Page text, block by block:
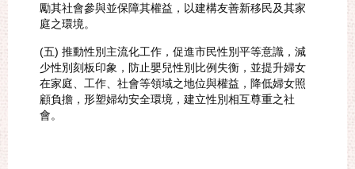
勵其社會參與並保障其權益，以建構友善新移民及其家
庭之環境。
(五) 推動性別主流化工作，促進市民性別平等意識，減
少性別刻板印象，防止嬰兒性別比例失衡，並提升婦女
在家庭、工作、社會等領域之地位與權益，降低婦女照
顧負擔，形塑婦幼安全環境，建立性別相互尊重之社
會。